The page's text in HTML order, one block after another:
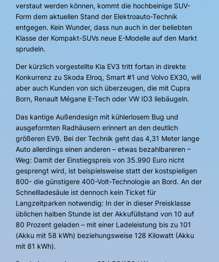
verstaut werden können, kommt die hochbeinige SUV-
Form dem aktuellen Stand der Elektroauto-Technik
entgegen. Kein Wunder, dass nun auch in der beliebten
Klasse der Kompakt-SUVs neue E-Modelle auf den Markt
sprudeln.
Der kürzlich vorgestellte Kia EV3 tritt fortan in direkte
Konkurrenz zu Skoda Elroq, Smart #1 und Volvo EX30, will
aber auch Kunden von sich überzeugen, die mit Cupra
Born, Renault Mégane E-Tech oder VW ID3 liebäugeln.
Das kantige Außendesign mit kühlerlosem Bug und
ausgeformten Radhäusern erinnert an den deutlich
größeren EV9. Bei der Technik geht das 4,31 Meter lange
Auto allerdings einen anderen – etwas bezahlbareren –
Weg: Damit der Einstiegspreis von 35.990 Euro nicht
gesprengt wird, ist beispielsweise statt der kostspieligen
800- die günstigere 400-Volt-Technologie an Bord. An der
Schnellladesäule ist dennoch kein Ticket für
Langzeitparken notwendig: In der in dieser Preisklasse
üblichen halben Stunde ist der Akkufüllstand von 10 auf
80 Prozent geladen – mit einer Ladeleistung bis zu 101
(Akku mit 58 kWh) beziehungsweise 128 Kilowatt (Akku
mit 81 kWh).